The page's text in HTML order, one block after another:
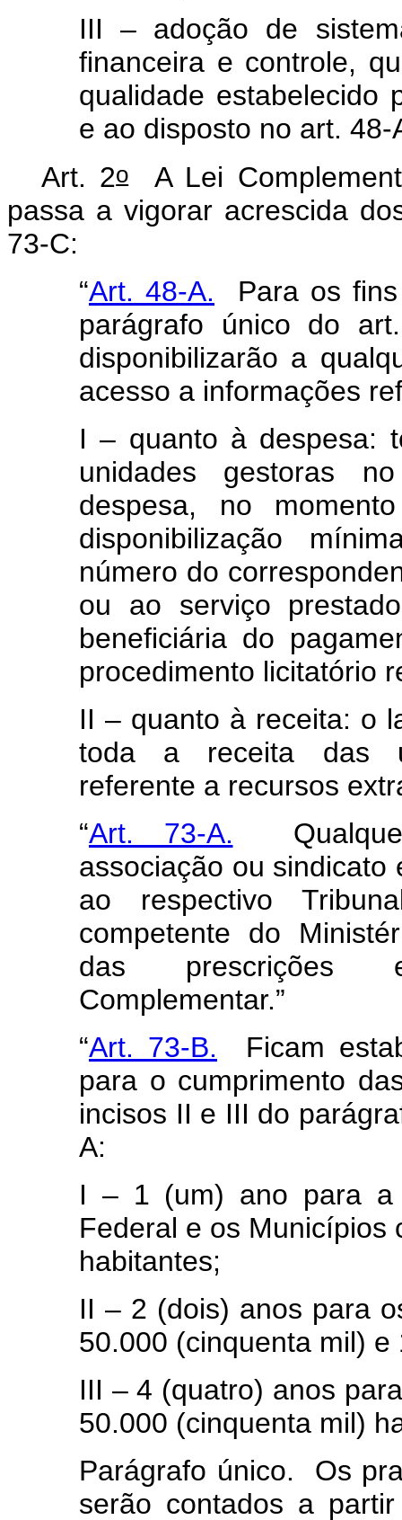
III – adoção de
financeira e controle,
qualidade estabelecido
e ao disposto no art. 48-
Art. 2oA Lei
passa a vigorar acrescida
73-C:
“Art. 48-A. Para os
parágrafo único do
disponibilizarão a
acesso a informações
I – quanto à despesa:
unidades gestoras
despesa, no
disponibilização
número do
ou ao serviço
beneficiária do
procedimento licitatório
II – quanto à receita: o
toda a receita das
referente a recursos
“Art. 73-A.
associação ou
ao respectivo
competente do
das prescrições
Complementar.”
“Art. 73-B. Ficam
para o cumprimento
incisos II e III do
A:
I – 1 (um) ano para a
Federal e os Municípios
habitantes;
II – 2 (dois) anos para
50.000 (cinquenta mil)
III – 4 (quatro) anos
50.000 (cinquenta mil)
Parágrafo único. Os
serão contados a